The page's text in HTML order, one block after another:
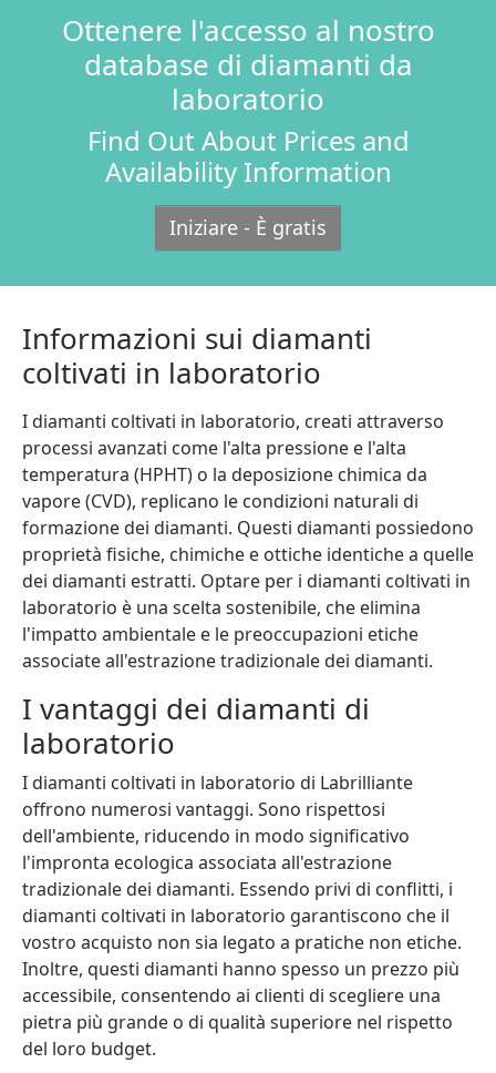
Ottenere l'accesso al nostro
database di diamanti da
laboratorio
Find Out About Prices and
Availability Information
Iniziare - È gratis
Informazioni sui diamanti
coltivati in laboratorio
I diamanti coltivati in laboratorio, creati attraverso
processi avanzati come l'alta pressione e l'alta
temperatura (HPHT) o la deposizione chimica da
vapore (CVD), replicano le condizioni naturali di
formazione dei diamanti. Questi diamanti possiedono
proprietà fisiche, chimiche e ottiche identiche a quelle
dei diamanti estratti. Optare per i diamanti coltivati in
laboratorio è una scelta sostenibile, che elimina
l'impatto ambientale e le preoccupazioni etiche
associate all'estrazione tradizionale dei diamanti.
I vantaggi dei diamanti di
laboratorio
I diamanti coltivati in laboratorio di Labrilliante
offrono numerosi vantaggi. Sono rispettosi
dell'ambiente, riducendo in modo significativo
l'impronta ecologica associata all'estrazione
tradizionale dei diamanti. Essendo privi di conflitti, i
diamanti coltivati in laboratorio garantiscono che il
vostro acquisto non sia legato a pratiche non etiche.
Inoltre, questi diamanti hanno spesso un prezzo più
accessibile, consentendo ai clienti di scegliere una
pietra più grande o di qualità superiore nel rispetto
del loro budget.